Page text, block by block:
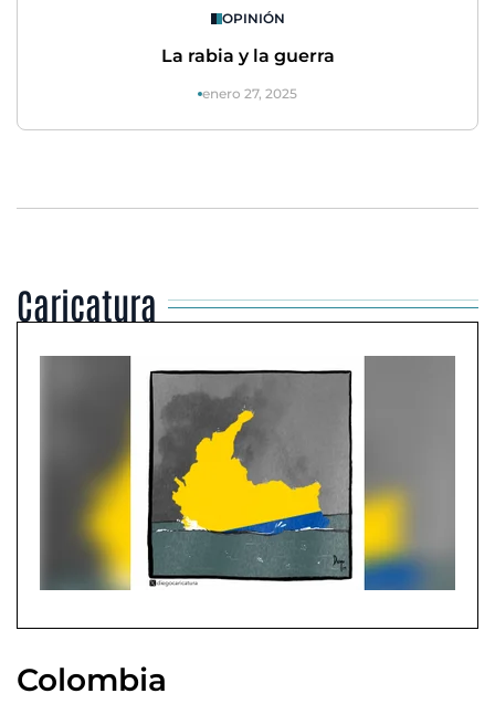
OPINIÓN
La rabia y la guerra
enero 27, 2025
Caricatura
Colombia